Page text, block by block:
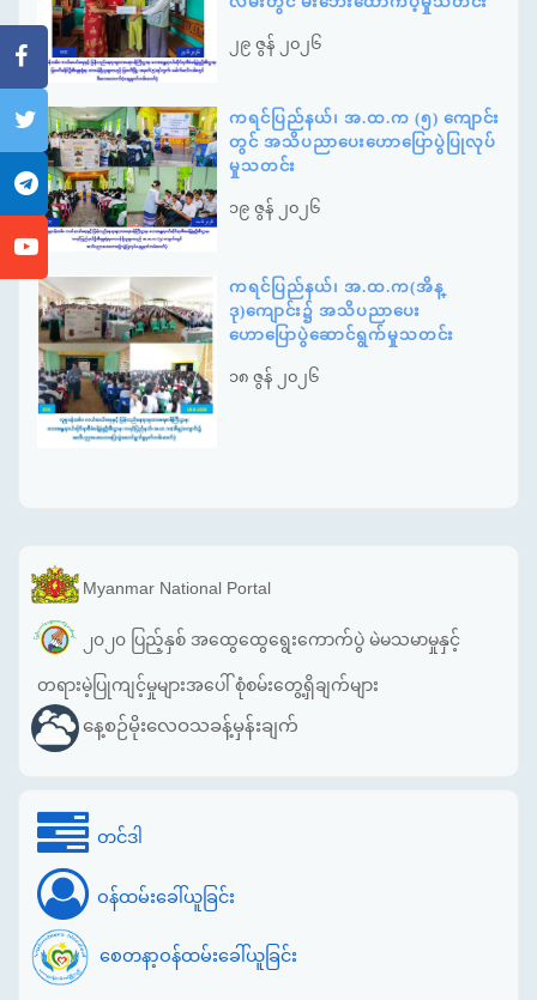
၂၉ ဇွန် ၂၀၂၆
ကရင်ပြည်နယ်၊ အ.ထ.က (၅) ကျောင်း
တွင် အသိပညာပေးဟောပြောပွဲပြုလုပ်
မှုသတင်း
၁၉ ဇွန် ၂၀၂၆
ကရင်ပြည်နယ်၊ အ.ထ.က(အိန္
ဒု)ကျောင်း၌ အသိပညာပေး
ဟောပြောပွဲဆောင်ရွက်မှုသတင်း
၁၈ ဇွန် ၂၀၂၆
Myanmar National Portal
၂၀၂၀ ပြည့်နှစ် အထွေထွေရွေးကောက်ပွဲ မဲမသမာမှုနှင့်
တရားမဲ့ပြုကျင့်မှုများအပေါ် စုံစမ်းတွေ့ရှိချက်များ
နေ့စဉ်မိုးလေဝသခန့်မှန်းချက်
တင်ဒါ
ဝန်ထမ်းခေါ်ယူခြင်း
စေတနာ့ဝန်ထမ်းခေါ်ယူခြင်း